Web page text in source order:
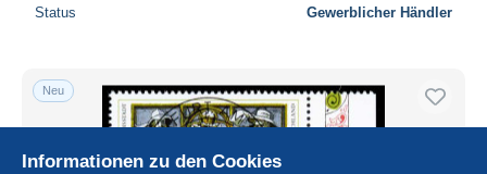
Status Gewerblicher Händler
Neu
Informationen zu den Cookies